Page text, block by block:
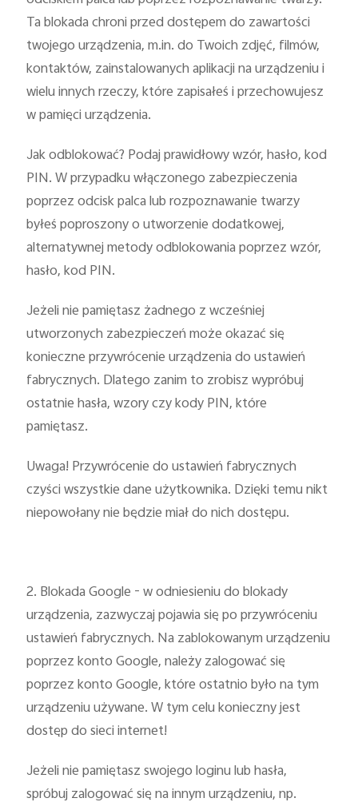
Ta blokada chroni przed dostępem do zawartości
twojego urządzenia, m.in. do Twoich zdjęć, filmów,
kontaktów, zainstalowanych aplikacji na urządzeniu i
wielu innych rzeczy, które zapisałeś i przechowujesz
w pamięci urządzenia.
Jak odblokować? Podaj prawidłowy wzór, hasło, kod
PIN. W przypadku włączonego zabezpieczenia
poprzez odcisk palca lub rozpoznawanie twarzy
byłeś poproszony o utworzenie dodatkowej,
alternatywnej metody odblokowania poprzez wzór,
hasło, kod PIN.
Jeżeli nie pamiętasz żadnego z wcześniej
utworzonych zabezpieczeń może okazać się
konieczne przywrócenie urządzenia do ustawień
fabrycznych. Dlatego zanim to zrobisz wypróbuj
ostatnie hasła, wzory czy kody PIN, które
pamiętasz.
Uwaga! Przywrócenie do ustawień fabrycznych
czyści wszystkie dane użytkownika. Dzięki temu nikt
niepowołany nie będzie miał do nich dostępu.
2. Blokada Google - w odniesieniu do blokady
urządzenia, zazwyczaj pojawia się po przywróceniu
ustawień fabrycznych. Na zablokowanym urządzeniu
poprzez konto Google, należy zalogować się
poprzez konto Google, które ostatnio było na tym
urządzeniu używane. W tym celu konieczny jest
dostęp do sieci internet!
Jeżeli nie pamiętasz swojego loginu lub hasła,
spróbuj zalogować się na innym urządzeniu, np.